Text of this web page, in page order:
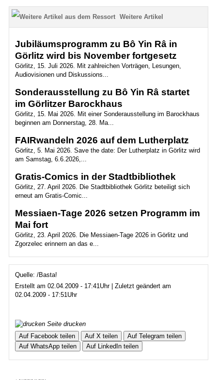
Weitere Artikel
Jubiläumsprogramm zu Bô Yin Râ in
Görlitz wird bis November fortgesetz
Görlitz, 15. Juli 2026. Mit zahlreichen Vorträgen, Lesungen,
Audiovisionen und Diskussions...
Sonderausstellung zu Bô Yin Râ startet
im Görlitzer Barockhaus
Görlitz, 15. Mai 2026. Mit einer Sonderausstellung im Barockhaus
beginnen am Donnerstag, 28. Ma...
FAIRwandeln 2026 auf dem Lutherplatz
Görlitz, 5. Mai 2026. Save the date: Der Lutherplatz in Görlitz wird
am Samstag, 6.6.2026,...
Gratis-Comics in der Stadtbibliothek
Görlitz, 27. April 2026. Die Stadtbibliothek Görlitz beteiligt sich
erneut am Gratis-Comic...
Messiaen-Tage 2026 setzen Programm im
Mai fort
Görlitz, 23. April 2026. Die Messiaen-Tage 2026 in Görlitz und
Zgorzelec erinnern an das e...
Quelle: /Basta!
Erstellt am 02.04.2009 - 17:41Uhr | Zuletzt geändert am
02.04.2009 - 17:51Uhr
Seite drucken
Auf Facebook teilen
Auf X teilen
Auf Telegram teilen
Auf WhatsApp teilen
Auf LinkedIn teilen